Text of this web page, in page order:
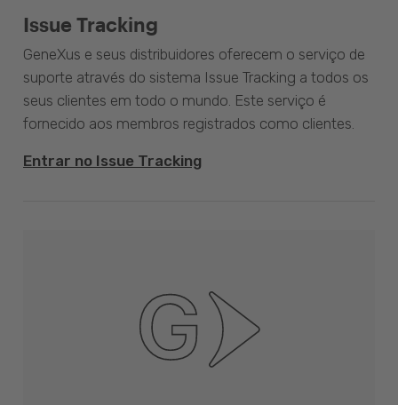
Issue Tracking
GeneXus e seus distribuidores oferecem o serviço de
suporte através do sistema Issue Tracking a todos os
seus clientes em todo o mundo. Este serviço é
fornecido aos membros registrados como clientes.
Entrar no Issue Tracking